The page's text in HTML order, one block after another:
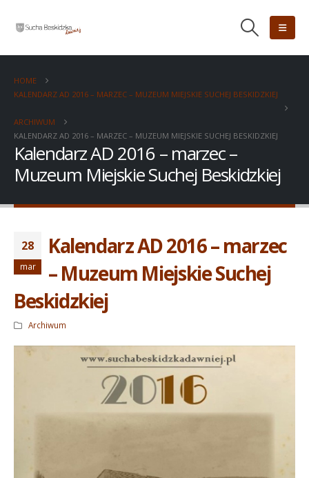
HOME
KALENDARZ AD 2016 – MARZEC – MUZEUM MIEJSKIE SUCHEJ BESKIDZKIEJ
ARCHIWUM
KALENDARZ AD 2016 – MARZEC – MUZEUM MIEJSKIE SUCHEJ BESKIDZKIEJ
Kalendarz AD 2016 – marzec –
Muzeum Miejskie Suchej Beskidzkiej
28
mar
Kalendarz AD 2016 – marzec
– Muzeum Miejskie Suchej
Beskidzkiej
Archiwum